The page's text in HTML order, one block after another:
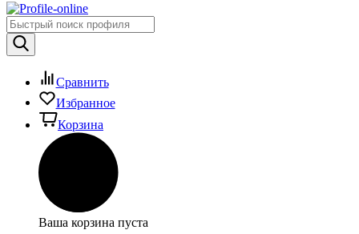
Сравнить
Избранное
Корзина
Ваша корзина пуста